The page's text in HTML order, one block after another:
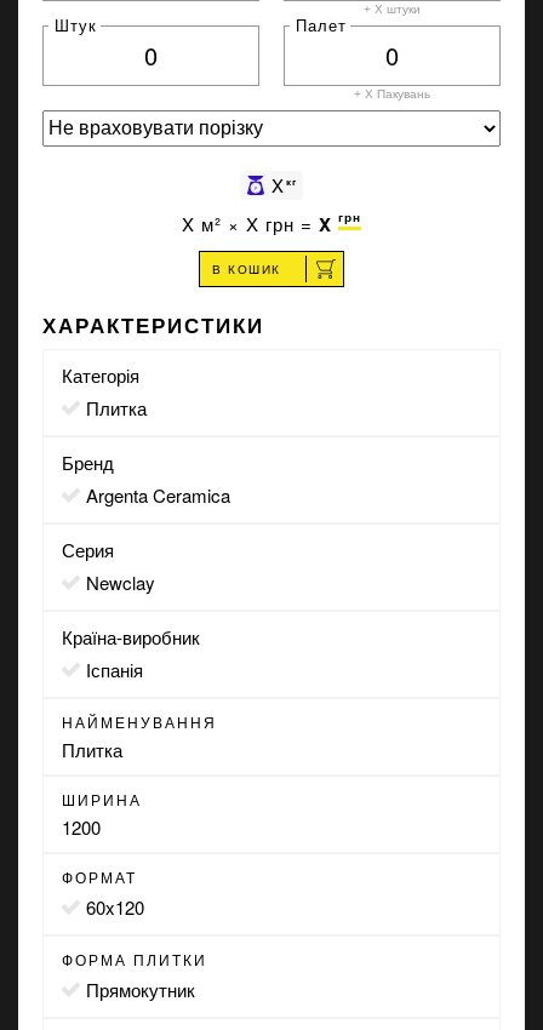
+ X штуки
Штук Палет
+ X Пакувань
Xкг
X м² × X грн = X грн
В КОШИК
ХАРАКТЕРИСТИКИ
Категорія
Плитка
Бренд
Argenta Ceramica
Серия
Newclay
Країна-виробник
Іспанія
НАЙМЕНУВАННЯ
Плитка
ШИРИНА
1200
ФОРМАТ
60x120
ФОРМА ПЛИТКИ
прямокутник